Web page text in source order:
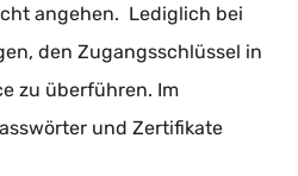
angehen. Lediglich bei
den Zugangsschlüssel in
zu überführen. Im
und Zertifikate